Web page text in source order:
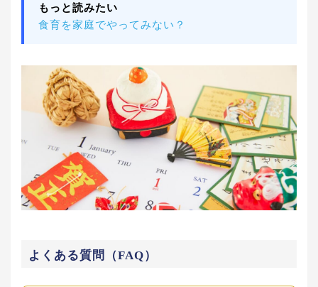
もっと読みたい
食育を家庭でやってみない？
よくある質問（FAQ）